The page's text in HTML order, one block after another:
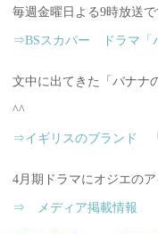
毎週金曜日よる9時放送で
⇒BSスカパー ドラマ「
文中に出てきた「バナナ
^^
⇒イギリスのブランド 「
4月期ドラマにオジエの
⇒ メディア掲載情報